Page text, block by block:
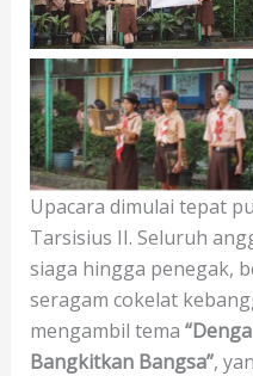
Tanpa Keterangan
Upacara dimulai tepat
Tarsisius II. Seluruh
siaga hingga penegak,
seragam cokelat
mengambil tema
Bangkitkan Bangsa”,